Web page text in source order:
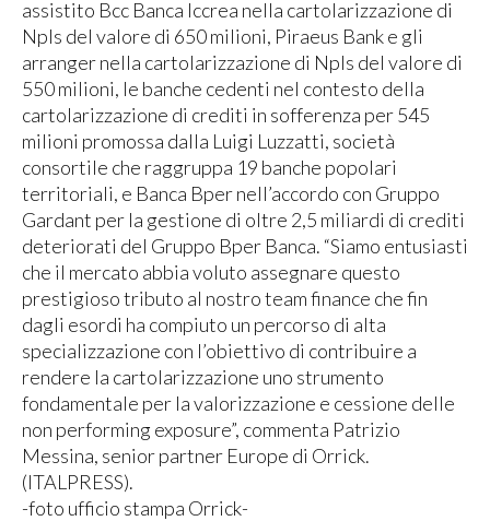
assistito Bcc Banca Iccrea nella cartolarizzazione di
Npls del valore di 650 milioni, Piraeus Bank e gli
arranger nella cartolarizzazione di Npls del valore di
550 milioni, le banche cedenti nel contesto della
cartolarizzazione di crediti in sofferenza per 545
milioni promossa dalla Luigi Luzzatti, società
consortile che raggruppa 19 banche popolari
territoriali, e Banca Bper nell’accordo con Gruppo
Gardant per la gestione di oltre 2,5 miliardi di crediti
deteriorati del Gruppo Bper Banca. “Siamo entusiasti
che il mercato abbia voluto assegnare questo
prestigioso tributo al nostro team finance che fin
dagli esordi ha compiuto un percorso di alta
specializzazione con l’obiettivo di contribuire a
rendere la cartolarizzazione uno strumento
fondamentale per la valorizzazione e cessione delle
non performing exposure”, commenta Patrizio
Messina, senior partner Europe di Orrick.
(ITALPRESS).
-foto ufficio stampa Orrick-